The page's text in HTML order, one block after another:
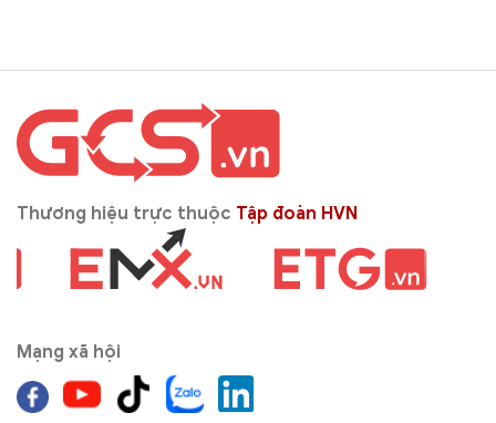
Thương hiệu trực thuộc Tập đoàn HVN
Mạng xã hội